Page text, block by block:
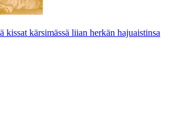
kissat kärsimässä liian herkän hajuaistinsa